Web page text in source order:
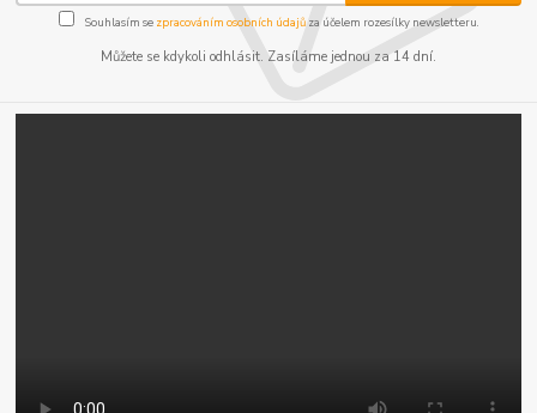
Souhlasím se zpracováním osobních údajůza účelem rozesílky newsletteru.
Můžete se kdykoli odhlásit. Zasíláme jednou za 14 dní.